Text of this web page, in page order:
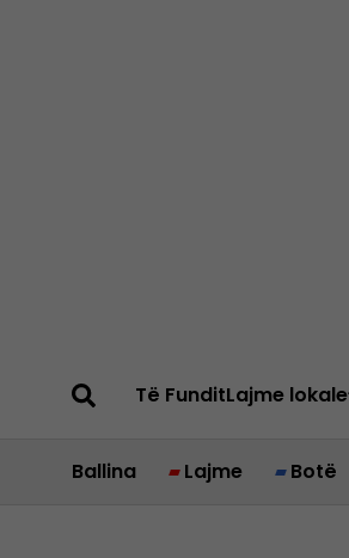
Të FunditLajme lokale
Ballina Lajme Botë